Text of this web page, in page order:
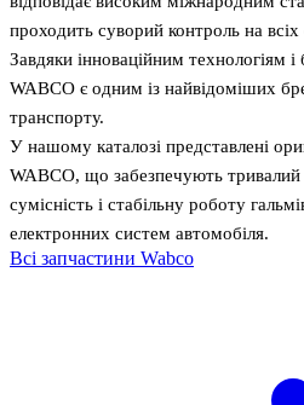
проходить суворий контроль на
Завдяки інноваційним технологіям
WABCO є одним із найвідоміших
транспорту.
У нашому каталозі представлені
WABCO, що забезпечують
сумісність і стабільну роботу
електронних систем автомобіля.
Всі запчастини Wabco